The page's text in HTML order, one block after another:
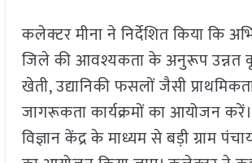
कलेक्टर मीना ने निर्देशित किया कि
जिले की आवश्यकता के अनुरूप उन्नत
खेती, उद्यानिकी फसलों जैसी
जागरूकता कार्यक्रमों का आयोजन
विज्ञान केंद्र के माध्यम से बड़ी ग्राम